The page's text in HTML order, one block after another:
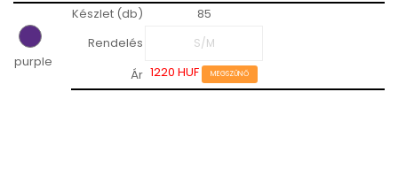
purple
Készlet (db)
85
Rendelés
Ár 1220 HUF MEGSZŰNŐ